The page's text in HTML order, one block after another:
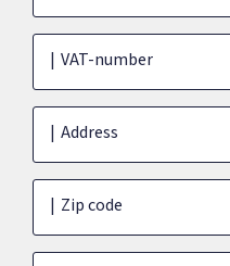
VAT-number
Address
Zip code